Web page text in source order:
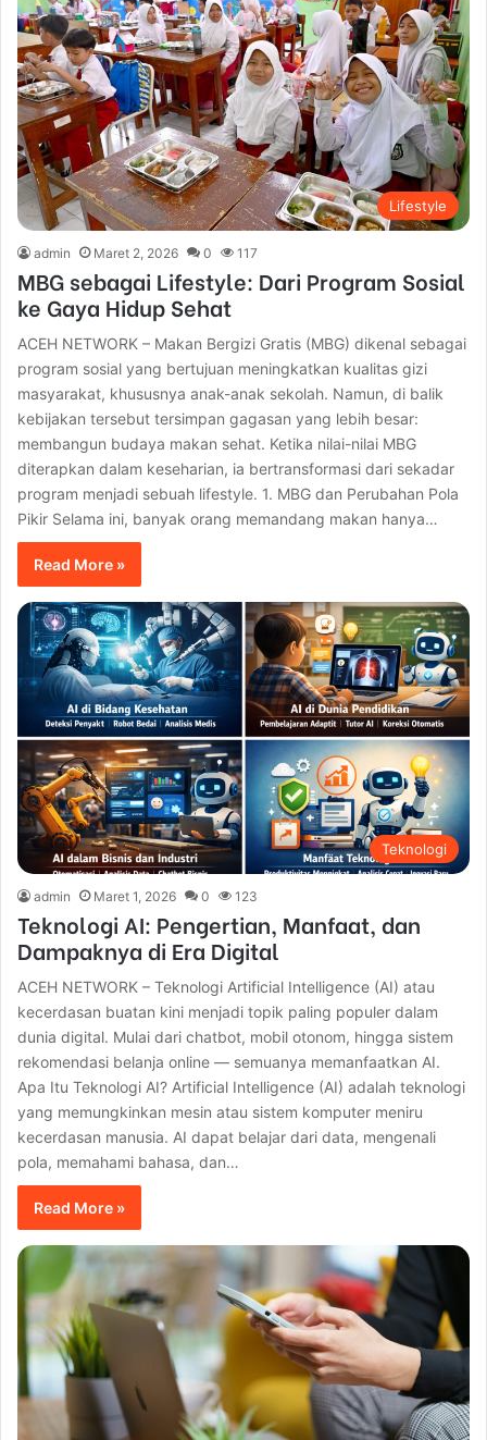
Lifestyle
admin Maret 2, 2026 0 117
MBG sebagai Lifestyle: Dari Program Sosial
ke Gaya Hidup Sehat
ACEH NETWORK – Makan Bergizi Gratis (MBG) dikenal sebagai
program sosial yang bertujuan meningkatkan kualitas gizi
masyarakat, khususnya anak-anak sekolah. Namun, di balik
kebijakan tersebut tersimpan gagasan yang lebih besar:
membangun budaya makan sehat. Ketika nilai-nilai MBG
diterapkan dalam keseharian, ia bertransformasi dari sekadar
program menjadi sebuah lifestyle. 1. MBG dan Perubahan Pola
Pikir Selama ini, banyak orang memandang makan hanya…
Read More »
Teknologi
admin Maret 1, 2026 0 123
Teknologi AI: Pengertian, Manfaat, dan
Dampaknya di Era Digital
ACEH NETWORK – Teknologi Artificial Intelligence (AI) atau
kecerdasan buatan kini menjadi topik paling populer dalam
dunia digital. Mulai dari chatbot, mobil otonom, hingga sistem
rekomendasi belanja online — semuanya memanfaatkan AI.
Apa Itu Teknologi AI? Artificial Intelligence (AI) adalah teknologi
yang memungkinkan mesin atau sistem komputer meniru
kecerdasan manusia. AI dapat belajar dari data, mengenali
pola, memahami bahasa, dan…
Read More »